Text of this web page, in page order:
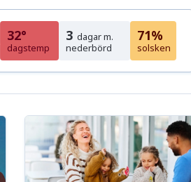
32°
dagstemp
3 dagar m.
nederbörd
71%
solsken